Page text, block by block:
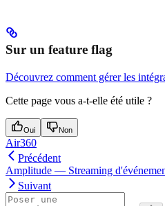
Sur un feature flag
Découvrez comment gérer les
Cette page vous a-t-elle été utile ?
Oui Non
Air360
Précédent
Amplitude — Streaming
Suivant